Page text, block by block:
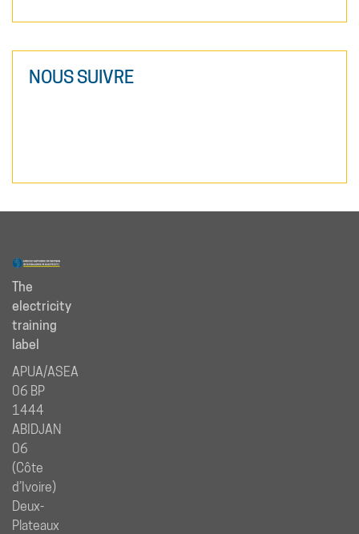
NOUS SUIVRE
The
electricity
training
label
APUA/ASEA
06 BP
1444
ABIDJAN
06
(Côte
d’Ivoire)
Deux-
Plateaux